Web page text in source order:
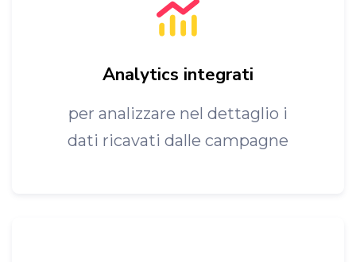
Analytics integrati
per analizzare nel dettaglio i
dati ricavati dalle campagne